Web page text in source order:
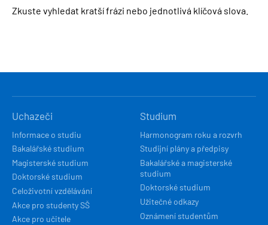
FAKULTA
Zkuste vyhledat kratší frázi nebo jednotlivá klíčová slova.
NAVIGACE
Uchazeči
Informace o studiu
Bakalářské studium
Magisterské studium
Doktorské studium
Celoživotní vzdělávání
Akce pro studenty SŠ
Akce pro učitele
Studium
Harmonogram roku a rozvrh
Studijní plány a předpisy
Bakalářské a magisterské
studium
Doktorské studium
Užitečné odkazy
Oznámení studentům